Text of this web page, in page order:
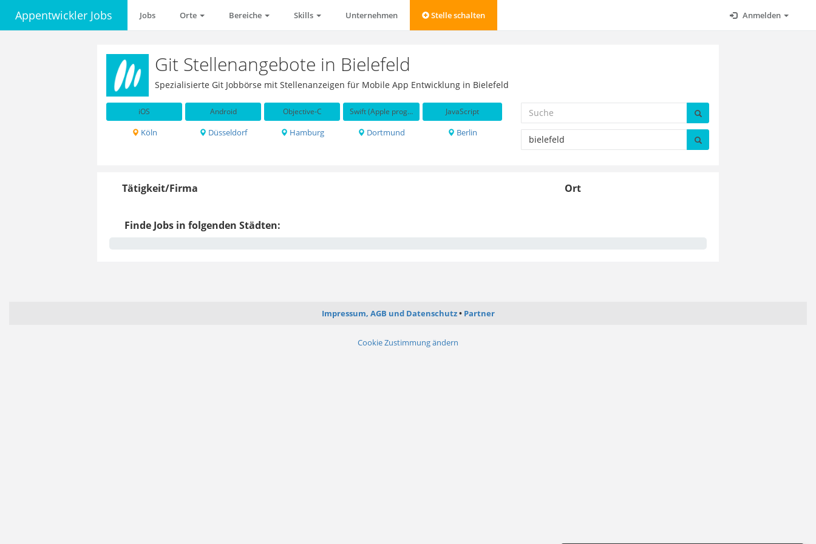
Appentwickler Jobs Jobs Orte Bereiche Skills Unternehmen Stelle schalten Anmelden
Git Stellenangebote in Bielefeld
Spezialisierte Git Jobbörse mit Stellenanzeigen für Mobile App Entwicklung in Bielefeld
iOS Android Objective-C Swift (Apple programming language) JavaScript
Köln Düsseldorf Hamburg Dortmund Berlin
Tätigkeit/Firma Ort
Finde Jobs in folgenden Städten:
Impressum, AGB und Datenschutz Partner
Cookie Zustimmung ändern